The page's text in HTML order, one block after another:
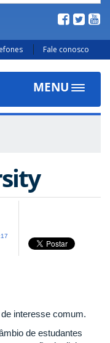
Fale conosco
MENU
Toggle
interesse comum.
de estudantes